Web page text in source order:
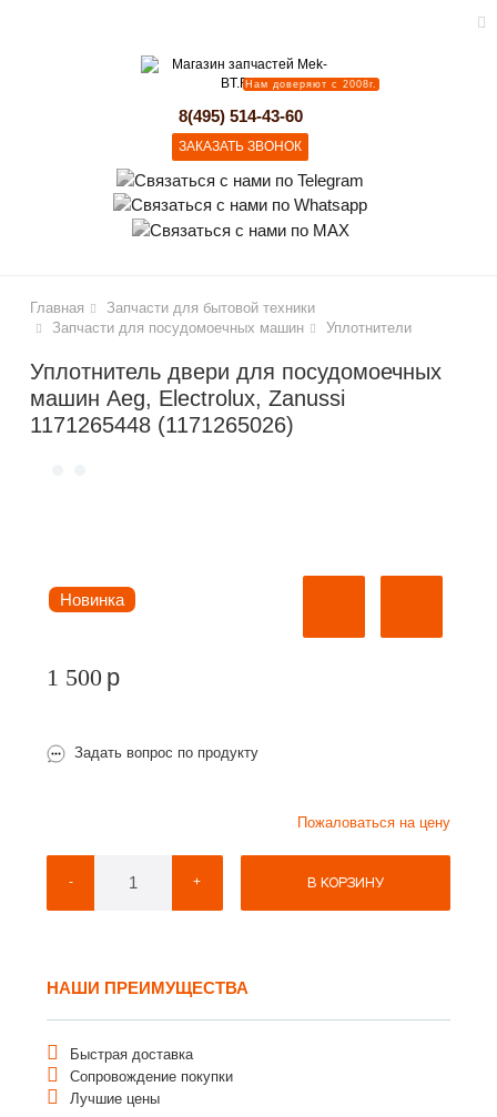
Нам доверяют с 2008г.
8(495) 514-43-60
ЗАКАЗАТЬ ЗВОНОК
Главная
Запчасти для бытовой техники
Запчасти для посудомоечных машин
Уплотнители
Уплотнитель двери для посудомоечных
машин Aeg, Electrolux, Zanussi
1171265448 (1171265026)
Новинка
1 500 p
Задать вопрос по продукту
Пожаловаться на цену
- + В КОРЗИНУ
НАШИ ПРЕИМУЩЕСТВА
Быстрая доставка
Сопровождение покупки
Лучшие цены